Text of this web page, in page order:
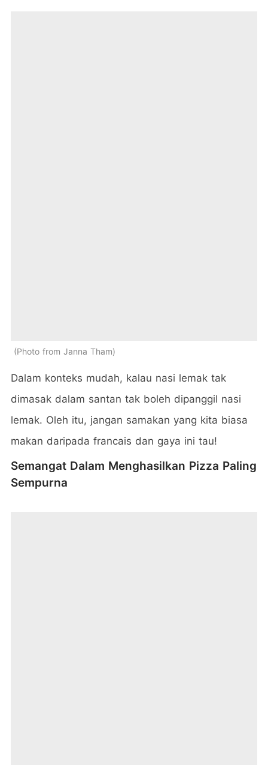
Photo from Janna Tham
Dalam konteks mudah, kalau nasi lemak tak
dimasak dalam santan tak boleh dipanggil nasi
lemak. Oleh itu, jangan samakan yang kita biasa
makan daripada francais dan gaya ini tau!
Semangat Dalam Menghasilkan Pizza Paling
Sempurna